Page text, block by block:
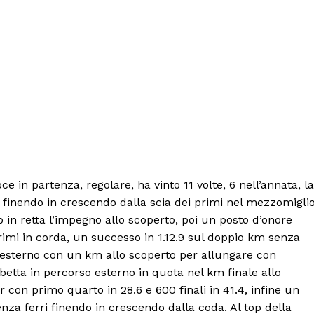
Menu
AREEINTERNE
in partenza, regolare, ha vinto 11 volte, 6 nell’annata, la
in crescendo dalla scia dei primi nel
retta l’impegno allo scoperto, poi un posto d’onore
in corda, un successo in 1.12.9 sul doppio km senza
con un km allo scoperto per allungare con
in percorso esterno in quota nel km finale allo
con primo quarto in 28.6 e 600 finali in 41.4, infine un
ferri finendo in crescendo dalla coda. Al top della